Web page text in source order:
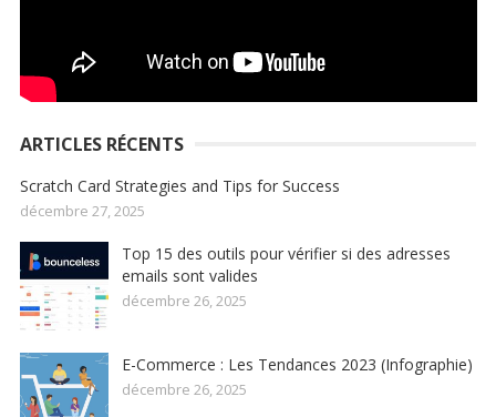
ARTICLES RÉCENTS
Scratch Card Strategies and Tips for Success
décembre 27, 2025
Top 15 des outils pour vérifier si des adresses
emails sont valides
décembre 26, 2025
E-Commerce : Les Tendances 2023 (Infographie)
décembre 26, 2025